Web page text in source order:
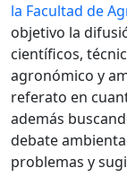
la Facultad de
objetivo la
científicos,
agronómico y
referato en
además
debate
problemas y